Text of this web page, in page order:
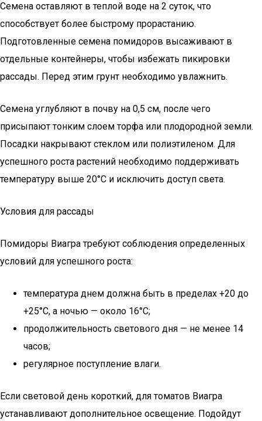
Семена оставляют в теплой воде на 2 суток, что
способствует более быстрому прорастанию.
Подготовленные семена помидоров высаживают в
отдельные контейнеры, чтобы избежать пикировки
рассады. Перед этим грунт необходимо увлажнить.
Семена углубляют в почву на 0,5 см, после чего
присыпают тонким слоем торфа или плодородной земли.
Посадки накрывают стеклом или полиэтиленом. Для
успешного роста растений необходимо поддерживать
температуру выше 20°С и исключить доступ света.
Условия для рассады
Помидоры Виагра требуют соблюдения определенных
условий для успешного роста:
температура днем должна быть в пределах +20 до
+25°С, а ночью — около 16°С;
продолжительность светового дня — не менее 14
часов;
регулярное поступление влаги.
Если световой день короткий, для томатов Виагра
устанавливают дополнительное освещение. Подойдут